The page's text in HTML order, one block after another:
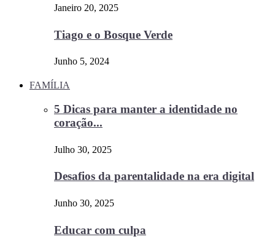
Janeiro 20, 2025
Tiago e o Bosque Verde
Junho 5, 2024
FAMÍLIA
5 Dicas para manter a identidade no
coração...
Julho 30, 2025
Desafios da parentalidade na era digital
Junho 30, 2025
Educar com culpa